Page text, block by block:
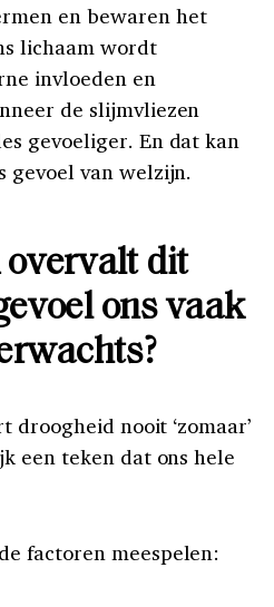
en bewaren het
lichaam wordt
invloeden en
de slijmvliezen
gevoeliger. En dat kan
gevoel van welzijn.
overvalt dit
ons vaak
nooit ‘zomaar’
een teken dat ons hele
factoren meespelen: